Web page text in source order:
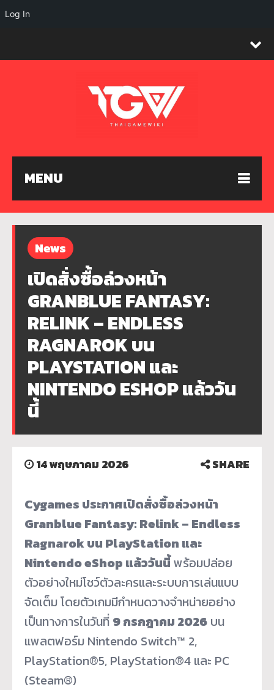
MENU
News
เปิดสั่งซื้อล่วงหน้า
GRANBLUE FANTASY:
RELINK – ENDLESS
RAGNAROK บน
PLAYSTATION และ
NINTENDO ESHOP แล้ววัน
นี้
14 พฤษภาคม 2026 SHARE
Cygames ประกาศเปิดสั่งซื้อล่วงหน้า
Granblue Fantasy: Relink – Endless
Ragnarok บน PlayStation และ
Nintendo eShop แล้ววันนี้พร้อมปล่อย
ตัวอย่างใหม่โชว์ตัวละครและระบบการเล่นแบบ
จัดเต็ม โดยตัวเกมมีกำหนดวางจำหน่ายอย่าง
เป็นทางการในวันที่ 9 กรกฎาคม 2026 บน
แพลตฟอร์ม Nintendo Switch™ 2,
PlayStation®5, PlayStation®4 และ PC
(Steam®)
Log In